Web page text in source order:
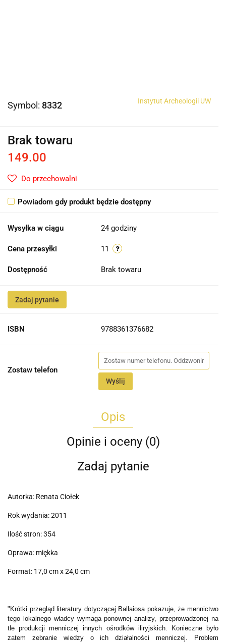
Symbol: 8332 Instytut Archeologii UW
Brak towaru
149.00
Do przechowalni
Powiadom gdy produkt będzie dostępny
Wysyłka w ciągu 24 godziny
Cena przesyłki 11
Dostępność Brak towaru
Zadaj pytanie
ISBN 9788361376682
Zostaw telefon
Wyślij
Opis
Opinie i oceny (0)
Zadaj pytanie
Autorka: Renata Ciołek
Rok wydania: 2011
Ilość stron: 354
Oprawa: miękka
Format: 17,0 cm x 24,0 cm
"Krótki przegląd literatury dotyczącej Ballaiosa pokazuje, że mennictwo
tego lokalnego władcy wymaga ponownej analizy, przeprowadzonej na
tle produkcji menniczej innych ośrodków iliryjskich. Konieczne było
zatem zebranie wiedzy o ich działalności menniczej. Problem